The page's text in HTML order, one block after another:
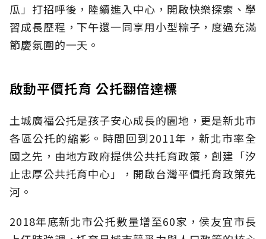
瓜」打招呼後，陸續進入中心，開啟快樂探索、學
習成長歷程，下午還一同享用小型粽子，度過充滿
節慶氛圍的一天。
啟動平價托育 公托翻倍達標
土城廣福公托是孩子安心成長的園地，更是新北市
各區公托的縮影。時間回到2011年，新北市率全
國之先，由地方政府提供公共托育政策，創建「汐
止忠厚公共托育中心」，開啟台灣平價托育政策先
河。
2018年底新北市公托數量增至60家，侯友宜市長